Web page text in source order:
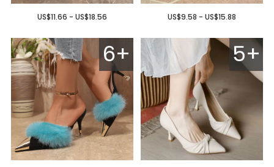
US$9.58 - US$15.88
US$11.66 - US$18.56
5+
6+